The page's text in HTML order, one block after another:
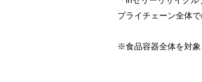
プライチェーン全体
※食品容器全体を対